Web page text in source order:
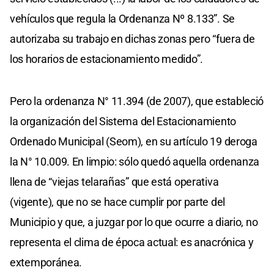
vehículos que regula la Ordenanza Nº 8.133”. Se
autorizaba su trabajo en dichas zonas pero “fuera de
los horarios de estacionamiento medido”.
Pero la ordenanza N° 11.394 (de 2007), que estableció
la organización del Sistema del Estacionamiento
Ordenado Municipal (Seom), en su artículo 19 deroga
la N° 10.009. En limpio: sólo quedó aquella ordenanza
llena de “viejas telarañas” que está operativa
(vigente), que no se hace cumplir por parte del
Municipio y que, a juzgar por lo que ocurre a diario, no
representa el clima de época actual: es anacrónica y
extemporánea.